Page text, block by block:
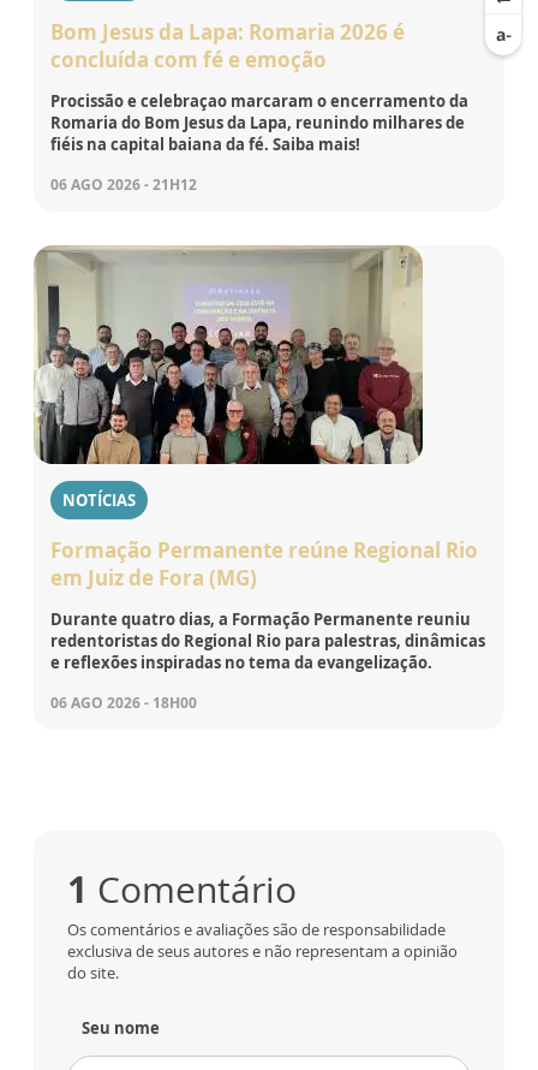
Bom Jesus da Lapa: Romaria 2026 é
concluída com fé e emoção
Procissão e celebraçao marcaram o encerramento da
Romaria do Bom Jesus da Lapa, reunindo milhares de
fiéis na capital baiana da fé. Saiba mais!
06 AGO 2026 - 21H12
NOTÍCIAS
Formação Permanente reúne Regional Rio
em Juiz de Fora (MG)
Durante quatro dias, a Formação Permanente reuniu
redentoristas do Regional Rio para palestras, dinâmicas
e reflexões inspiradas no tema da evangelização.
06 AGO 2026 - 18H00
1 Comentário
Os comentários e avaliações são de responsabilidade
exclusiva de seus autores e não representam a opinião
do site.
Seu nome